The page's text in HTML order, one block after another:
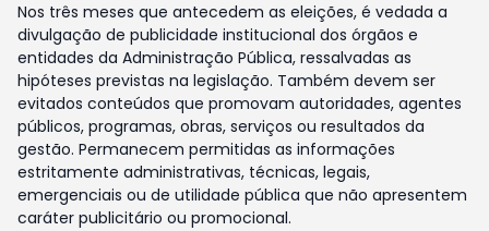
Nos três meses que antecedem as eleições, é vedada a
divulgação de publicidade institucional dos órgãos e
entidades da Administração Pública, ressalvadas as
hipóteses previstas na legislação. Também devem ser
evitados conteúdos que promovam autoridades, agentes
públicos, programas, obras, serviços ou resultados da
gestão. Permanecem permitidas as informações
estritamente administrativas, técnicas, legais,
emergenciais ou de utilidade pública que não apresentem
caráter publicitário ou promocional.